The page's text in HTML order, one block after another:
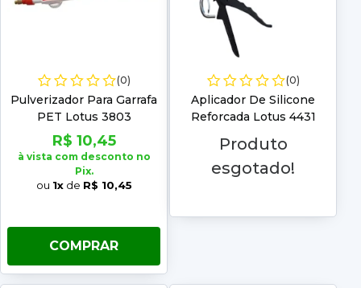
(0)
Pulverizador Para Garrafa
PET Lotus 3803
R$ 10,45
à vista com desconto no
Pix.
ou 1xde R$ 10,45
COMPRAR
(0)
Aplicador De Silicone
Reforcada Lotus 4431
Produto
esgotado!